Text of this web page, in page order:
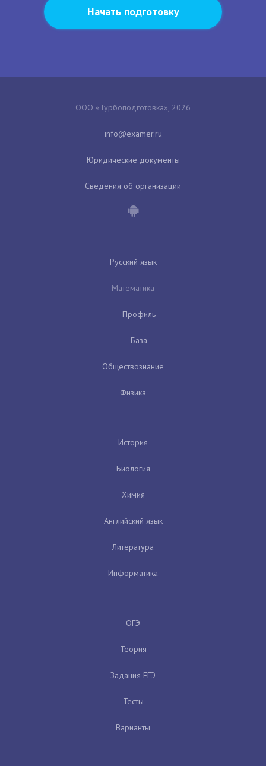
Начать подготовку
ООО «Турбоподготовка», 2026
Юридические документы
Сведения об организации
Русский язык
Математика
Профиль
База
Обществознание
Физика
История
Биология
Химия
Английский язык
Литература
Информатика
ОГЭ
Теория
Задания ЕГЭ
Тесты
Варианты